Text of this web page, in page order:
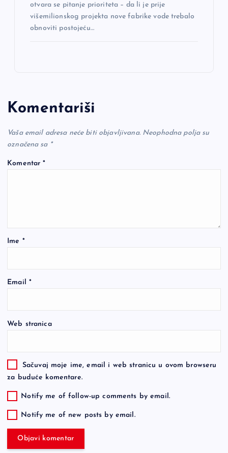
otvara se pitanje prioriteta – da li je prije
višemilionskog projekta nove fabrike vode trebalo
obnoviti postojeću…
Komentariši
Vaša email adresa neće biti objavljivana. Neophodna polja su
označena sa *
Komentar*
Ime *
Email *
Web stranica
Sačuvaj moje ime, email i web stranicu u ovom browseru
za buduće komentare.
Notify me of follow-up comments by email.
Notify me of new posts by email.